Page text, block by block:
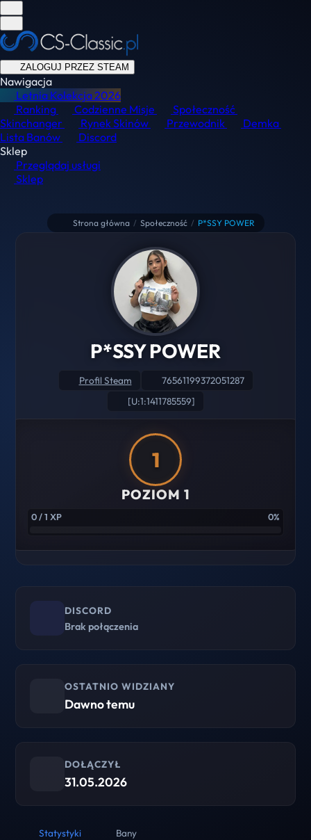
ZALOGUJ PRZEZ STEAM
Nawigacja
Letnia Kolekcja2026
Ranking
Codzienne Misje
Społeczność
Skinchanger
Rynek Skinów Przewodnik
Demka
Lista Banów
Discord
Sklep
Przeglądaj usługi
Sklep
Strona główna / Społeczność / P*SSY POWER
P*SSY POWER
Profil Steam
76561199372051287
[U:1:1411785559]
1
POZIOM 1
0 / 1 XP 0%
DISCORD
Brak połączenia
OSTATNIO WIDZIANY
Dawno temu
DOŁĄCZYŁ
31.05.2026
Statystyki Bany